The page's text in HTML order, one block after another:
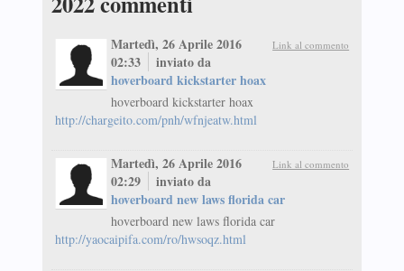
Link al commento
Martedì, 26 Aprile 2016
02:33
inviato da
hoverboard kickstarter hoax
hoverboard kickstarter hoax
http://chargeito.com/pnh/wfnjeatw.html
Link al commento
Martedì, 26 Aprile 2016
02:29
inviato da
hoverboard new laws florida car
hoverboard new laws florida car
http://yaocaipifa.com/ro/hwsoqz.html